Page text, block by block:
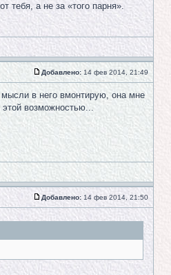
тебя, а не за «того парня».
Добавлено: 14 фев 2014, 21:49
в него вмонтирую, она мне
этой возможностью...
Добавлено: 14 фев 2014, 21:50